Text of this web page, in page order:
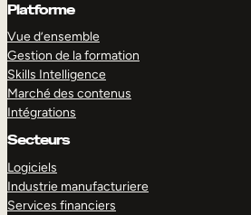
Platforme
Vue d’ensemble
Gestion de la formation
Skills Intelligence
Marché des contenus
Intégrations
Secteurs
Logiciels
Industrie manufacturiere
Services financiers